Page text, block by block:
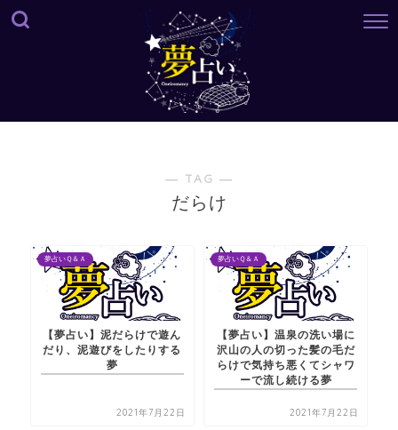
― TAG ―
だらけ
夢占いＱ＆Ａ
【夢占い】泥だらけで遊ん
だり、泥遊びをしたりする
夢
2021年7月22日
夢占いＱ＆Ａ
【夢占い】温泉の洗い場に
沢山の人の切った髪の毛だ
らけで気持ち悪くてシャワ
ーで流し続ける夢
2021年7月22日